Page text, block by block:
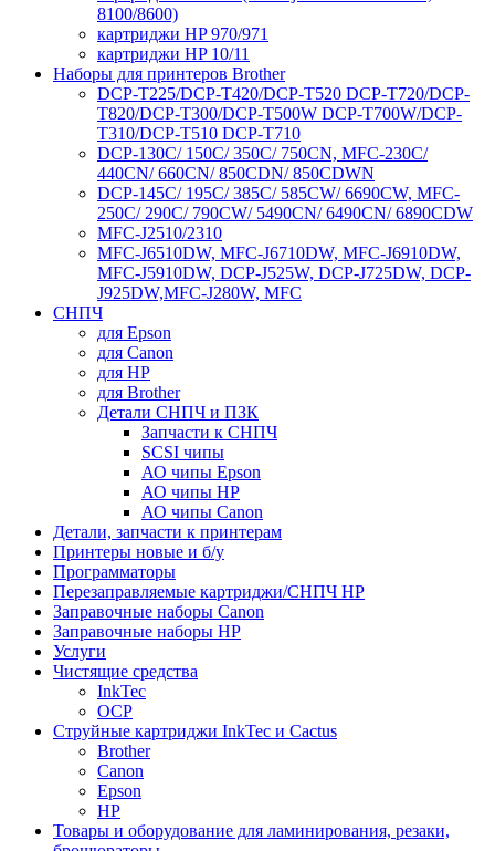
8100/8600)
картриджи HP 970/971
картриджи HP 10/11
Наборы для принтеров Brother
DCP-T225/DCP-T420/DCP-T520 DCP-T720/DCP-
T820/DCP-T300/DCP-T500W DCP-T700W/DCP-
T310/DCP-T510 DCP-T710
DCP-130C/ 150C/ 350C/ 750CN, MFC-230C/
440CN/ 660CN/ 850CDN/ 850CDWN
DCP-145C/ 195C/ 385C/ 585CW/ 6690CW, MFC-
250C/ 290C/ 790CW/ 5490CN/ 6490CN/ 6890CDW
MFC-J2510/2310
MFC-J6510DW, MFC-J6710DW, MFC-J6910DW,
MFC-J5910DW, DCP-J525W, DCP-J725DW, DCP-
J925DW,MFC-J280W, MFC
СНПЧ
для Epson
для Canon
для HP
для Brother
Детали СНПЧ и ПЗК
Запчасти к СНПЧ
SCSI чипы
АО чипы Epson
АО чипы HP
АО чипы Canon
Детали, запчасти к принтерам
Принтеры новые и б/у
Программаторы
Перезаправляемые картриджи/СНПЧ HP
Заправочные наборы Canon
Заправочные наборы HP
Услуги
Чистящие средства
InkTec
OCP
Струйные картриджи InkTec и Cactus
Brother
Canon
Epson
HP
Товары и оборудование для ламинирования, резаки,